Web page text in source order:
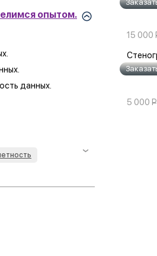
15 000
5 000 Р
опытом.
данных.